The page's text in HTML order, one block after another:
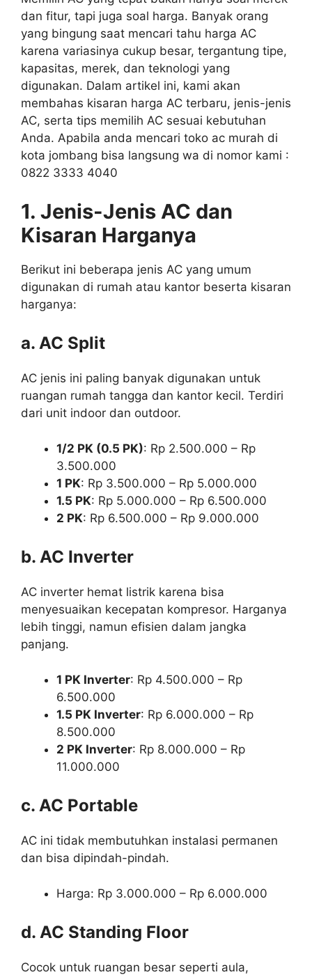
dan fitur, tapi juga soal harga. Banyak orang
yang bingung saat mencari tahu harga AC
karena variasinya cukup besar, tergantung tipe,
kapasitas, merek, dan teknologi yang
digunakan. Dalam artikel ini, kami akan
membahas kisaran harga AC terbaru, jenis-jenis
AC, serta tips memilih AC sesuai kebutuhan
Anda. Apabila anda mencari toko ac murah di
kota jombang bisa langsung wa di nomor kami :
0822 3333 4040
1. Jenis-Jenis AC dan
Kisaran Harganya
Berikut ini beberapa jenis AC yang umum
digunakan di rumah atau kantor beserta kisaran
harganya:
a. AC Split
AC jenis ini paling banyak digunakan untuk
ruangan rumah tangga dan kantor kecil. Terdiri
dari unit indoor dan outdoor.
1/2 PK (0.5 PK): Rp 2.500.000 – Rp
3.500.000
1 PK: Rp 3.500.000 – Rp 5.000.000
1.5 PK: Rp 5.000.000 – Rp 6.500.000
2 PK: Rp 6.500.000 – Rp 9.000.000
b. AC Inverter
AC inverter hemat listrik karena bisa
menyesuaikan kecepatan kompresor. Harganya
lebih tinggi, namun efisien dalam jangka
panjang.
1 PK Inverter: Rp 4.500.000 – Rp
6.500.000
1.5 PK Inverter: Rp 6.000.000 – Rp
8.500.000
2 PK Inverter: Rp 8.000.000 – Rp
11.000.000
c. AC Portable
AC ini tidak membutuhkan instalasi permanen
dan bisa dipindah-pindah.
Harga: Rp 3.000.000 – Rp 6.000.000
d. AC Standing Floor
Cocok untuk ruangan besar seperti aula,